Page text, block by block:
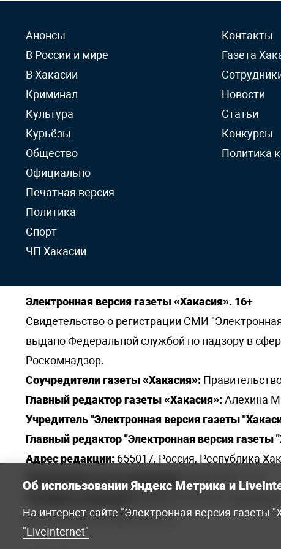
Анонсы
В России и мире
В Хакасии
Криминал
Культура
Курьёзы
Общество
Официально
Печатная версия
Политика
Спорт
ЧП Хакасии
Контакты
Газета
Новости
Статьи
Конкурсы
Политика
Электронная версия газеты «Хакасия». 16+
Свидетельство о регистрации СМИ
выдано Федеральной службой по надзору в
Роскомнадзор.
Соучредители газеты «Хакасия»:
Главный редактор газеты «Хакасия»:Алехина
Учредитель "Электронная версия газеты
Главный редактор "Электронная версия газеты
Адрес редакции: 655017, Россия, Республика
Электронная почта редакции: khakred@r-19.ru
elena.s.korotkowa@yandex.ru.
Об использовании Яндекс Метрика и
На интернет-сайте "Электронная версия газеты
"LiveInternet"